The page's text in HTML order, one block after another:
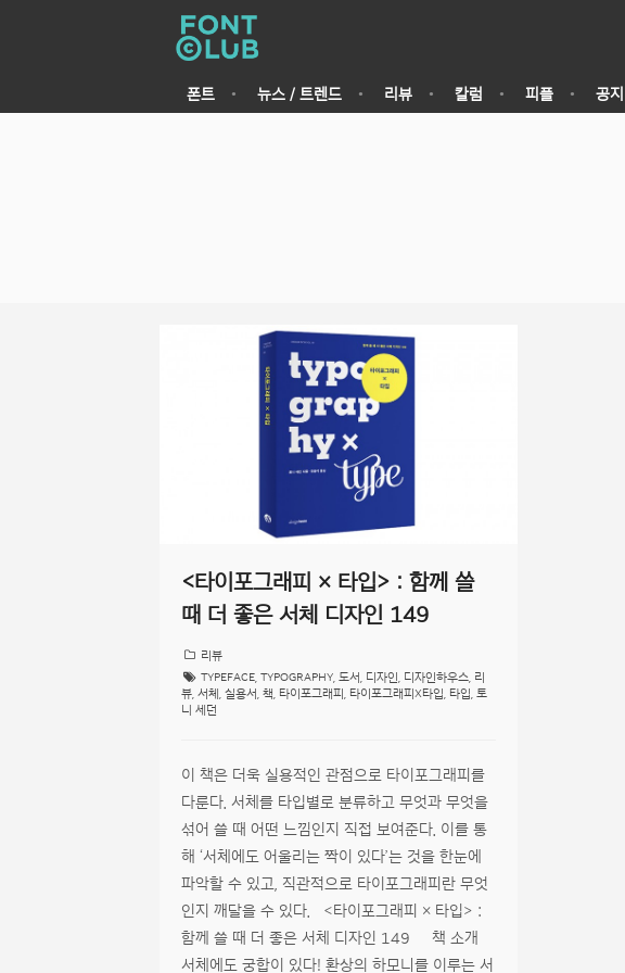
폰트 뉴스 / 트렌드 리뷰 칼럼 피플 공지
<타이포그래피 × 타입> : 함께 쓸
때 더 좋은 서체 디자인 149
리뷰
TYPEFACE TYPOGRAPHY 도서 디자인 디자인하우스 리
뷰 서체 실용서 책 타이포그래피 타이포그래피X타입 타입 토
니 세던
이 책은 더욱 실용적인 관점으로 타이포그래피를
다룬다. 서체를 타입별로 분류하고 무엇과 무엇을
섞어 쓸 때 어떤 느낌인지 직접 보여준다. 이를 통
해 ‘서체에도 어울리는 짝이 있다’는 것을 한눈에
파악할 수 있고, 직관적으로 타이포그래피란 무엇
인지 깨달을 수 있다. <타이포그래피 × 타입> :
함께 쓸 때 더 좋은 서체 디자인 149 책 소개
서체에도 궁합이 있다! 환상의 하모니를 이루는 서